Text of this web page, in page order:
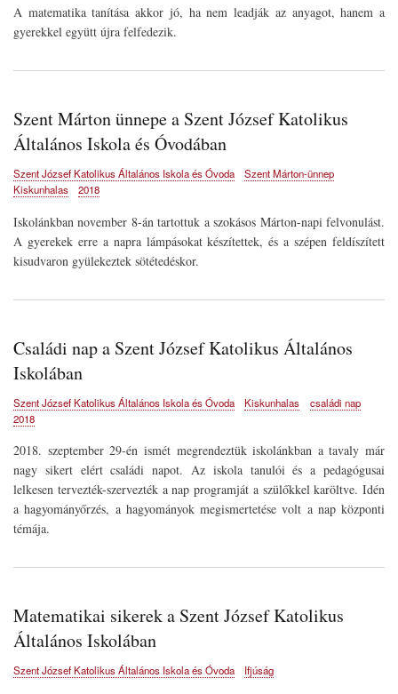
A matematika tanítása akkor jó, ha nem leadják az anyagot, hanem a
gyerekkel együtt újra felfedezik.
Szent Márton ünnepe a Szent József Katolikus
Általános Iskola és Óvodában
Szent József Katolikus Általános Iskola és Óvoda
Szent Márton-ünnep
Kiskunhalas
2018
Iskolánkban november 8-án tartottuk a szokásos Márton-napi felvonulást.
A gyerekek erre a napra lámpásokat készítettek, és a szépen feldíszített
kisudvaron gyülekeztek sötétedéskor.
Családi nap a Szent József Katolikus Általános
Iskolában
Szent József Katolikus Általános Iskola és Óvoda Kiskunhalas
családi nap
2018
2018. szeptember 29-én ismét megrendeztük iskolánkban a tavaly már
nagy sikert elért családi napot. Az iskola tanulói és a pedagógusai
lelkesen tervezték-szervezték a nap programját a szülőkkel karöltve. Idén
a hagyományőrzés, a hagyományok megismertetése volt a nap központi
témája.
Matematikai sikerek a Szent József Katolikus
Általános Iskolában
Szent József Katolikus Általános Iskola és Óvoda Ifjúság